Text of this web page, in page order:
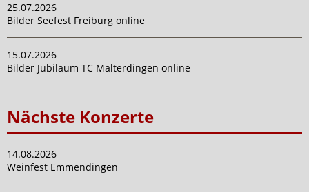
25.07.2026
Bilder Seefest Freiburg online
15.07.2026
Bilder Jubiläum TC Malterdingen online
Nächste Konzerte
14.08.2026
Weinfest Emmendingen